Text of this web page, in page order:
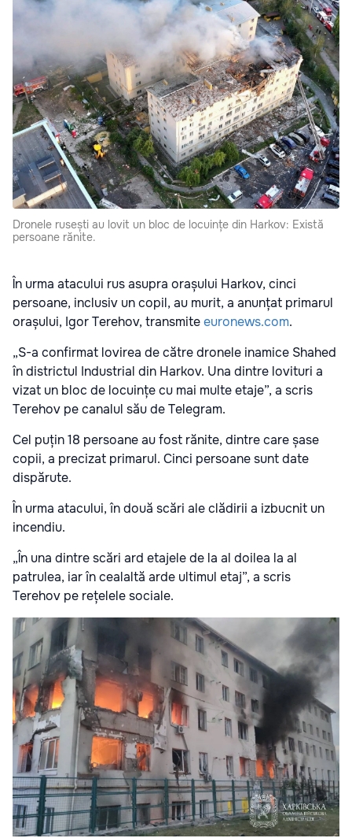
Dronele rusești au lovit un bloc de locuințe din Harkov: Există
persoane rănite.
În urma atacului rus asupra orașului Harkov, cinci
persoane, inclusiv un copil, au murit, a anunțat primarul
orașului, Igor Terehov, transmiteeuronews.com.
„S-a confirmat lovirea de către dronele inamice Shahed
în districtul Industrial din Harkov. Una dintre lovituri a
vizat un bloc de locuințe cu mai multe etaje”, a scris
Terehov pe canalul său de Telegram.
Cel puțin 18 persoane au fost rănite, dintre care șase
copii, a precizat primarul. Cinci persoane sunt date
dispărute.
În urma atacului, în două scări ale clădirii a izbucnit un
incendiu.
„În una dintre scări ard etajele de la al doilea la al
patrulea, iar în cealaltă arde ultimul etaj”, a scris
Terehov pe rețelele sociale.